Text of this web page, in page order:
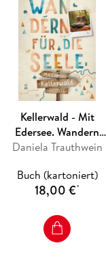
Kellerwald - Mit
Edersee. Wandern
für die Seele
Daniela Trauthwein
Buch (kartoniert)
18,00 €*